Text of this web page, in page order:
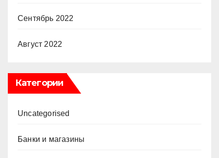
Сентябрь 2022
Август 2022
Категории
Uncategorised
Банки и магазины